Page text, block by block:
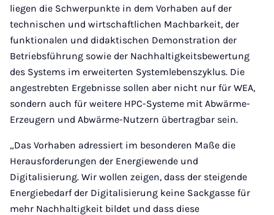
liegen die Schwerpunkte in dem Vorhaben auf der
technischen und wirtschaftlichen Machbarkeit, der
funktionalen und didaktischen Demonstration der
Betriebsführung sowie der Nachhaltigkeitsbewertung
des Systems im erweiterten Systemlebenszyklus. Die
angestrebten Ergebnisse sollen aber nicht nur für WEA,
sondern auch für weitere HPC-Systeme mit Abwärme-
Erzeugern und Abwärme-Nutzern übertragbar sein.
„Das Vorhaben adressiert im besonderen Maße die
Herausforderungen der Energiewende und
Digitalisierung. Wir wollen zeigen, dass der steigende
Energiebedarf der Digitalisierung keine Sackgasse für
mehr Nachhaltigkeit bildet und dass diese